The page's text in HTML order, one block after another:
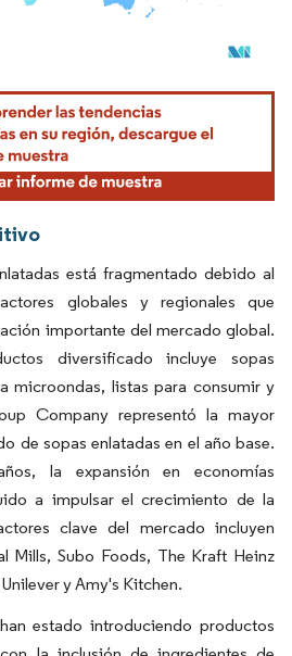
uso requiere atribución según CC BY 4.0.
está fragmentado debido al
globales y regionales que
importante del mercado global.
diversificado incluye sopas
microondas, listas para consumir y
Company representó la mayor
de sopas enlatadas en el año base.
la expansión en economías
a impulsar el crecimiento de la
clave del mercado incluyen
Mills, Subo Foods, The Kraft Heinz
y Amy's Kitchen.
estado introduciendo productos